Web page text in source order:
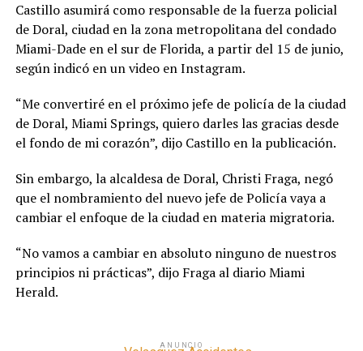
Castillo asumirá como responsable de la fuerza policial
de Doral, ciudad en la zona metropolitana del condado
Miami-Dade en el sur de Florida, a partir del 15 de junio,
según indicó en un video en Instagram.
“Me convertiré en el próximo jefe de policía de la ciudad
de Doral, Miami Springs, quiero darles las gracias desde
el fondo de mi corazón”, dijo Castillo en la publicación.
Sin embargo, la alcaldesa de Doral, Christi Fraga, negó
que el nombramiento del nuevo jefe de Policía vaya a
cambiar el enfoque de la ciudad en materia migratoria.
“No vamos a cambiar en absoluto ninguno de nuestros
principios ni prácticas”, dijo Fraga al diario Miami
Herald.
ANUNCIO